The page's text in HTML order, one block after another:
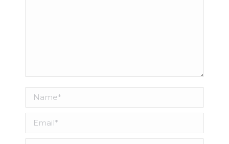
Name *
Email *